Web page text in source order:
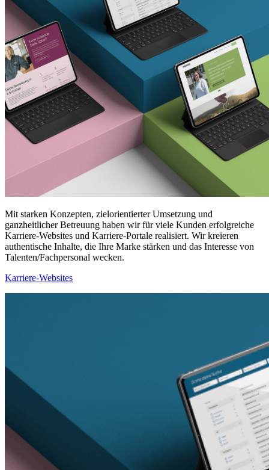
Mit starken Konzepten, zielorientierter Umsetzung und
ganzheitlicher Betreuung haben wir für viele Kunden erfolgreiche
Karriere-Websites und Karriere-Portale realisiert. Wir kreieren
authentische Inhalte, die Ihre Marke stärken und das Interesse von
Talenten/Fachpersonal wecken.
Karriere-Websites